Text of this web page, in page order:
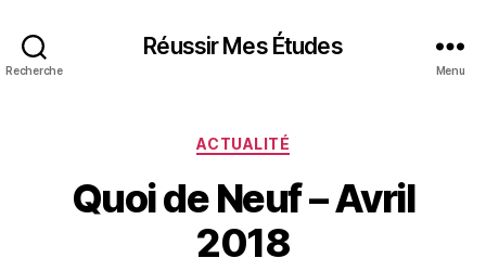
Recherche
Réussir Mes Études
Menu
Catégories
ACTUALITÉ
Quoi de Neuf – Avril
2018